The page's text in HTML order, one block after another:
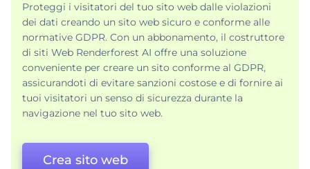
Proteggi i visitatori del tuo sito web dalle violazioni
dei dati creando un sito web sicuro e conforme alle
normative GDPR. Con un abbonamento, il costruttore
di siti Web Renderforest AI offre una soluzione
conveniente per creare un sito conforme al GDPR,
assicurandoti di evitare sanzioni costose e di fornire ai
tuoi visitatori un senso di sicurezza durante la
navigazione nel tuo sito web.
Crea sito web